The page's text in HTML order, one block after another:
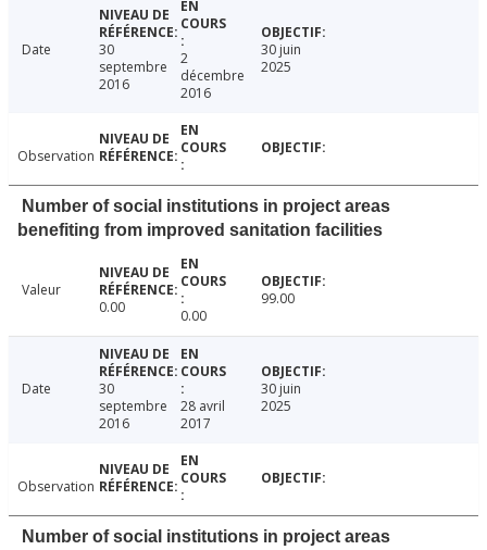
Date
30
septembre
2016
2
décembre
2016
30 juin
2025
Observation
Number of social institutions in project areas
benefiting from improved sanitation facilities
Valeur
0.00
0.00
99.00
Date
30
septembre
2016
28 avril
2017
30 juin
2025
Observation
Number of social institutions in project areas